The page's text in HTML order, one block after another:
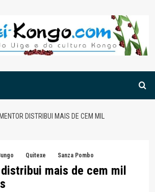
DISTRIBUI MAIS DE CEM MIL
Quitexe Sanza Pombo
mais de cem mil